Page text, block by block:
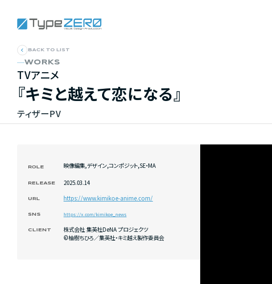
BACK TO LIST
WORKS
TVアニメ
『キミと越えて恋になる』
ティザーPV
ROLE 映像編集,デザイン,コンポジット,SE・MA
RELEASE 2025.03.14
URL https://www.kimikoe-anime.com/
SNS https://x.com/kimikoe_news
CLIENT
株式会社 集英社DeNA プロジェクツ
©柚樹ちひろ／集英社・キミ越え製作委員会